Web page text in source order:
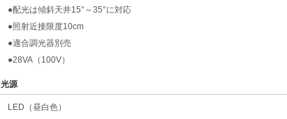
●配光は傾斜天井15°～35°に対応
●照射近接限度10cm
●適合調光器別売
●28VA（100V）
光源
LED（昼白色）